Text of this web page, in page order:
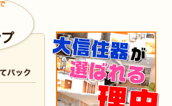
浴室 リフォーム
リフォーム
内装リフォーム （小倉北区 I様邸）
リフォーム （小倉北区 S様邸）
浴室 リフォーム
（八幡東区 N様邸）
（八幡西区 T様邸）